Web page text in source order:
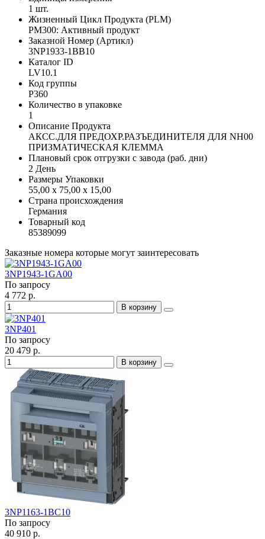
1 шт.
Жизненный Цикл Продукта (PLM)
PM300: Активный продукт
Заказной Номер (Артикл)
3NP1933-1BB10
Каталог ID
LV10.1
Код группы
P360
Количество в упаковке
1
Описание Продукта
АКСС.ДЛЯ ПРЕДОХР.РАЗЪЕДИНИТЕЛЯ ДЛЯ NH00
ПРИЗМАТИЧЕСКАЯ КЛЕММА
Плановый срок отгрузки с завода (раб. дни)
2 День
Размеры Упаковки
55,00 x 75,00 x 15,00
Страна происхождения
Германия
Товарный код
85389099
Заказные номера которые могут заинтересовать
3NP1943-1GA00
По запросу
4 772 р.
В корзину
3NP401
По запросу
20 479 р.
В корзину
3NP1163-1BC10
По запросу
40 910 р.